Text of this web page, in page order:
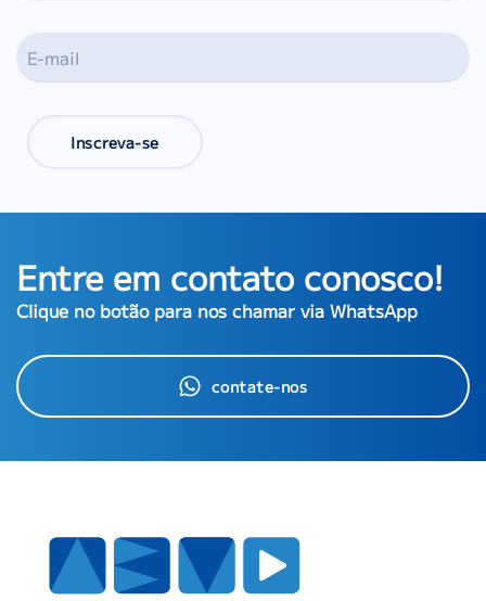
Inscreva-se
Entre em contato conosco!
Clique no botão para nos chamar via WhatsApp
contate-nos